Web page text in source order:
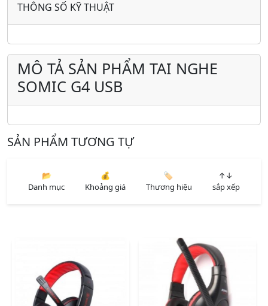
THÔNG SỐ KỸ THUẬT
MÔ TẢ SẢN PHẨM TAI NGHE
SOMIC G4 USB
SẢN PHẨM TƯƠNG TỰ
📂
Danh mục
💰
Khoảng giá
🏷️
Thương hiệu
↑↓
sắp xếp